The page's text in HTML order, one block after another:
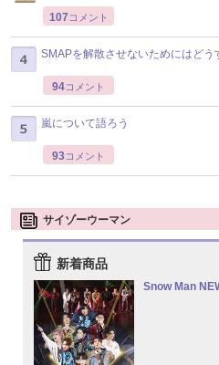
107コメント
SMAPを解散させないためにはどう
94コメント
嵐について語ろう
93コメント
サイゾーウーマン
新着商品
Snow Man